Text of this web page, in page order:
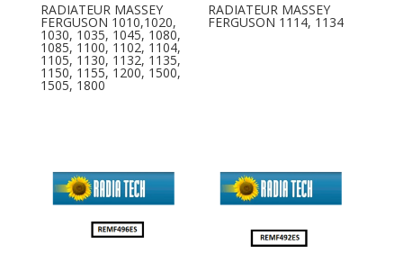
RADIATEUR MASSEY
FERGUSON 1010,1020,
1030, 1035, 1045, 1080,
1085, 1100, 1102, 1104,
1105, 1130, 1132, 1135,
1150, 1155, 1200, 1500,
1505, 1800
RADIATEUR MASSEY
FERGUSON 1114, 1134